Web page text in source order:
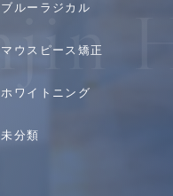
ブルーラジカル
マウスピース矯正
ホワイトニング
未分類